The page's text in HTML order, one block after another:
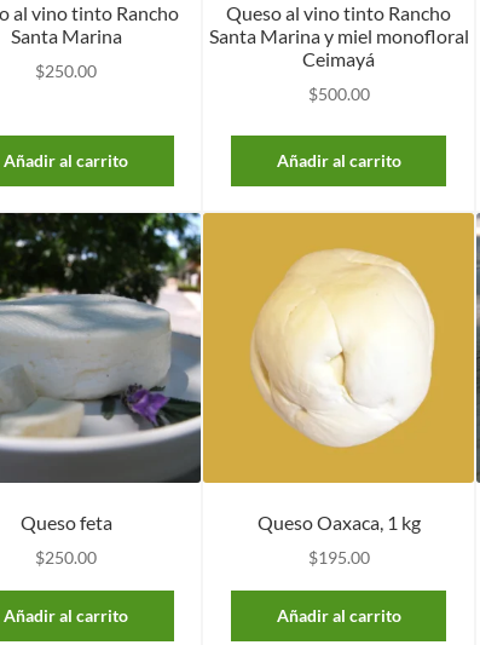
al vino tinto Rancho
Santa Marina
$250.00
Añadir al carrito
Queso al vino tinto Rancho
Santa Marina y miel monofloral
Ceimayá
$500.00
Añadir al carrito
Queso feta
$250.00
Añadir al carrito
Queso Oaxaca, 1 kg
$195.00
Añadir al carrito